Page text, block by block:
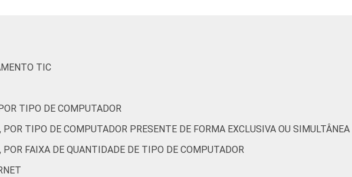
1
TIC
TIPO DE COMPUTADOR
TIPO DE COMPUTADOR PRESENTE DE FORMA EXCLUSIVA OU
FAIXA DE QUANTIDADE DE TIPO DE COMPUTADOR